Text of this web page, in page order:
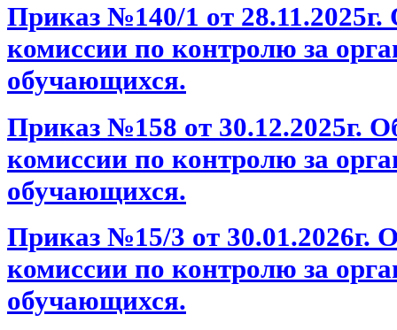
Приказ №140/1 от
комиссии по контролю за
обучающихся.
Приказ №158 от 30.12.2025г.
комиссии по контролю за
обучающихся.
Приказ №15/3 от 30.01.2026г.
комиссии по контролю за
обучающихся.